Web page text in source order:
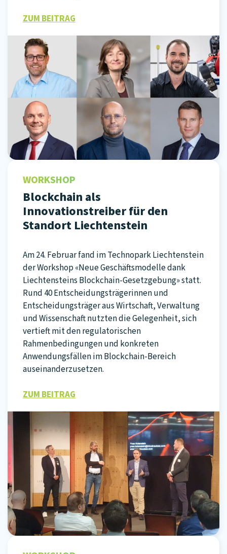
ZUM BEITRAG
WORKSHOP
Blockchain als
Innovationstreiber für den
Standort Liechtenstein
Am 24. Februar fand im Technopark Liechtenstein
der Workshop «Neue Geschäftsmodelle dank
Liechtensteins Blockchain-Gesetzgebung» statt.
Rund 40 Entscheidungsträgerinnen und
Entscheidungsträger aus Wirtschaft, Verwaltung
und Wissenschaft nutzten die Gelegenheit, sich
vertieft mit den regulatorischen
Rahmenbedingungen und konkreten
Anwendungsfällen im Blockchain-Bereich
auseinanderzusetzen.
ZUM BEITRAG